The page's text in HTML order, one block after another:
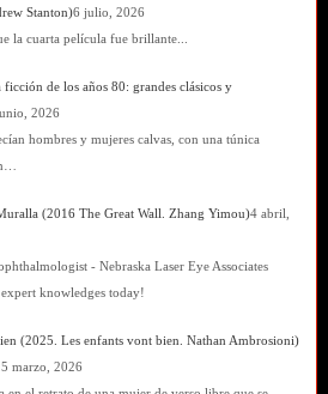
Stanton)6 julio, 2026
la cuarta película fue brillante...
ficción de los años 80: grandes clásicos y
2026
hombres y mujeres calvas, con una túnica
(2016 The Great Wall. Zhang Yimou)4 abril,
- Nebraska Laser Eye Associates
knowledges today!
(2025. Les enfants vont bien. Nathan Ambrosioni)
marzo, 2026